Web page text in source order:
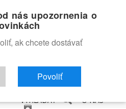
FILMOVÁ DATABÁZA
VYHĽADAŤ O NÁS
nás upozornenia o
ak chcete dostávať
Povoliť